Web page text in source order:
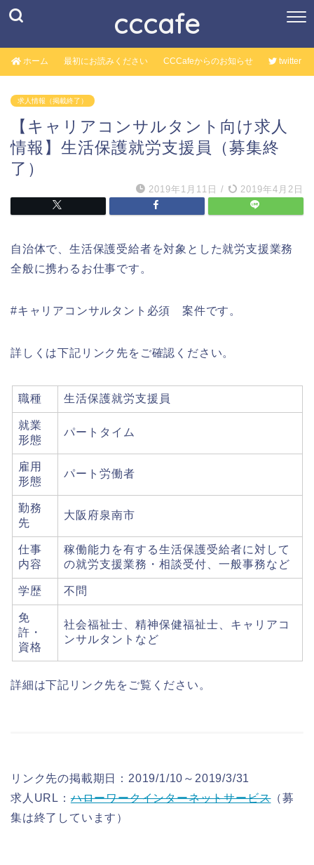
cccafe
ホーム 最初にお読みください CCCafeからのお知らせ twitter
求人情報（掲載終了）
【キャリアコンサルタント向け求人
情報】生活保護就労支援員（募集終
了）
2019年1月11日 / 2019年4月2日
自治体で、生活保護受給者を対象とした就労支援業務
全般に携わるお仕事です。
#キャリアコンサルタント必須 案件です。
詳しくは下記リンク先をご確認ください。
職種 生活保護就労支援員
就業
形態
パートタイム
雇用
形態
パート労働者
勤務
先
大阪府泉南市
仕事
内容
稼働能力を有する生活保護受給者に対して
の就労支援業務・相談受付、一般事務など
学歴 不問
免
許・
資格
社会福祉士、精神保健福祉士、キャリアコ
ンサルタントなど
詳細は下記リンク先をご覧ください。
リンク先の掲載期日：2019/1/10～2019/3/31
求人URL：ハローワークインターネットサービス（募
集は終了しています）